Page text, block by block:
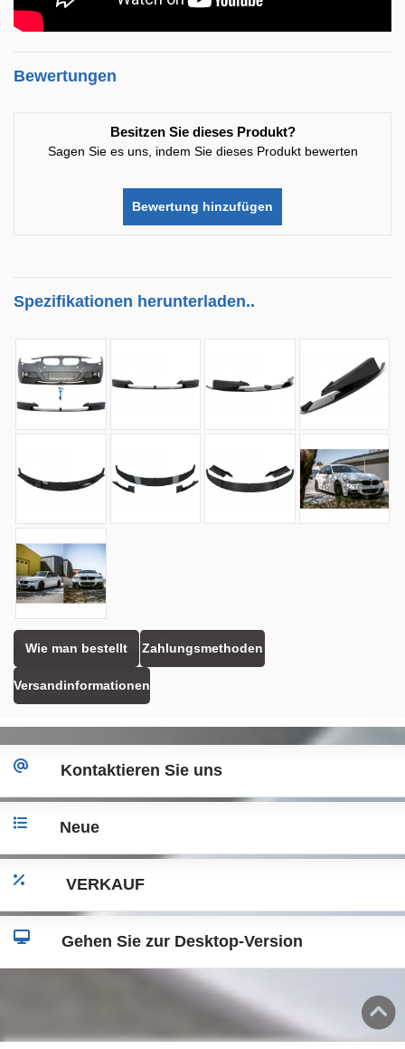
Bewertungen
Besitzen Sie dieses Produkt?
Sagen Sie es uns, indem Sie dieses Produkt bewerten
Bewertung hinzufügen
Spezifikationen herunterladen..
Wie man bestellt Zahlungsmethoden
Versandinformationen
Kontaktieren Sie uns
Neue
VERKAUF
Gehen Sie zur Desktop-Version